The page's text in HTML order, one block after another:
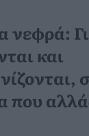
νεφρά:
και
που